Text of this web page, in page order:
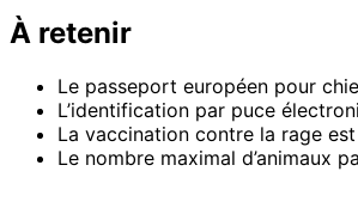
À retenir
Le passeport européen pour
L’identification par puce
La vaccination contre la rage
Le nombre maximal d’animaux